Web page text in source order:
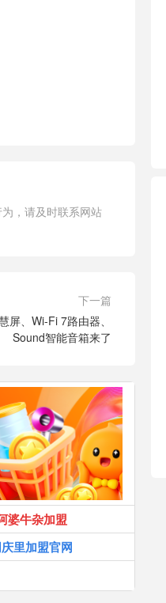
，请及时联系网站
下一篇
屏、Wi-Fi 7路由器、
Sound智能音箱来了
婆牛杂加盟
里加盟官网